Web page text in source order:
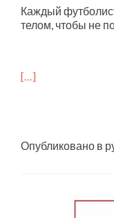
Каждый
телом, чтобы не
[…]
Опубликовано в